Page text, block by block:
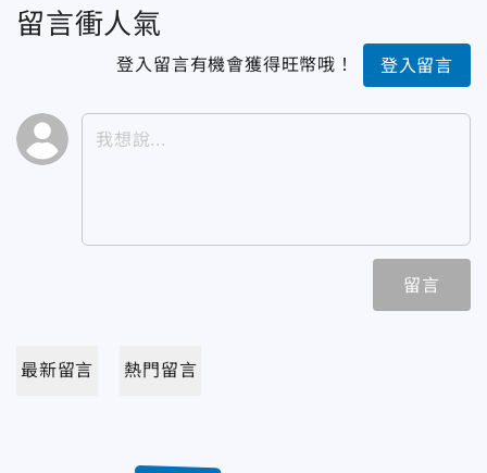
留言衝人氣
登入留言有機會獲得旺幣哦！ 登入留言
留言
最新留言 熱門留言